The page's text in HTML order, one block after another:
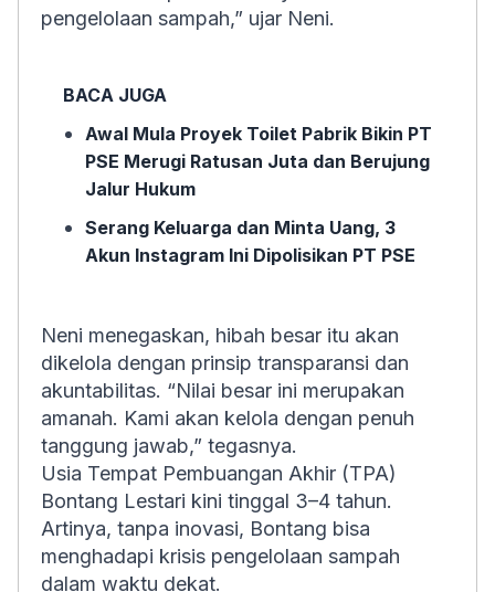
pengelolaan sampah,” ujar Neni.
BACA JUGA
Awal Mula Proyek Toilet Pabrik Bikin PT
PSE Merugi Ratusan Juta dan Berujung
Jalur Hukum
Serang Keluarga dan Minta Uang, 3
Akun Instagram Ini Dipolisikan PT PSE
Neni menegaskan, hibah besar itu akan
dikelola dengan prinsip transparansi dan
akuntabilitas. “Nilai besar ini merupakan
amanah. Kami akan kelola dengan penuh
tanggung jawab,” tegasnya.
Usia Tempat Pembuangan Akhir (TPA)
Bontang Lestari kini tinggal 3–4 tahun.
Artinya, tanpa inovasi, Bontang bisa
menghadapi krisis pengelolaan sampah
dalam waktu dekat.